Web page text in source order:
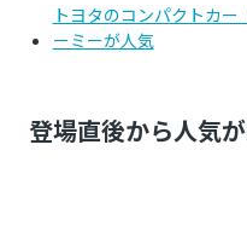
トヨタのコンパクトカ
ーミーが人気
登場直後から人気